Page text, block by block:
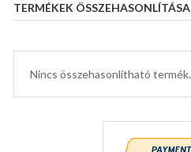
TERMÉKEK ÖSSZEHASONLÍTÁSA
Nincs összehasonlítható termék.